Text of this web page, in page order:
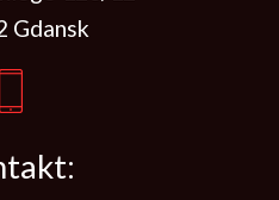
Gdansk